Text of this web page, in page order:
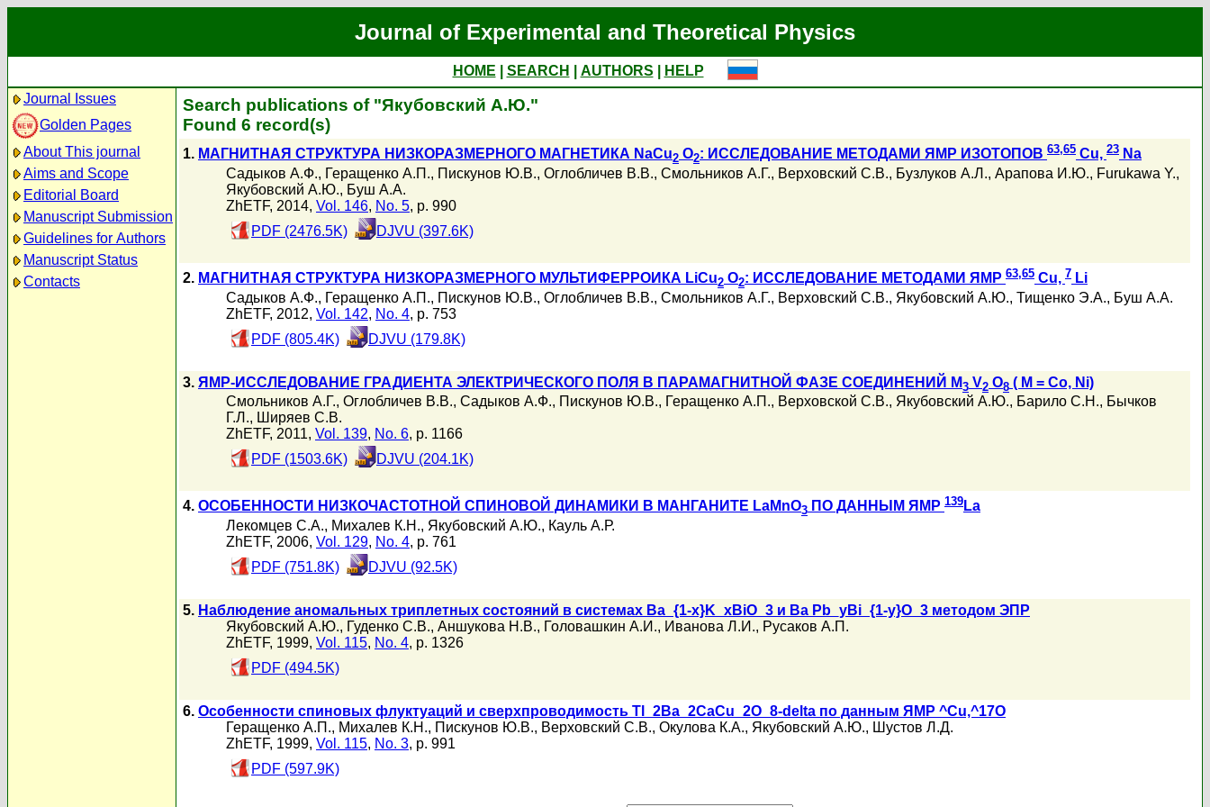
Journal of Experimental and Theoretical Physics
HOME SEARCH AUTHORS
HELP
Journal Issues
Golden Pages
About This journal
Aims and Scope
Editorial Board
Manuscript Submission
Guidelines for Authors
Manuscript Status
Contacts
Search publications of "Якубовский А.Ю."
Found 6 record(s)
1. МАГНИТНАЯ СТРУКТУРА НИЗКОРАЗМЕРНОГО МАГНЕТИКА NaCu2 O2: ИССЛЕДОВАНИЕ МЕТОДАМИ ЯМР ИЗОТОПОВ 63,65 Cu, 23 Na
Садыков А.Ф., Геращенко А.П., Пискунов Ю.В., Оглобличев В.В., Смольников А.Г., Верховский С.В., Бузлуков А.Л., Арапова И.Ю., Furukawa Y.,
Якубовский А.Ю., Буш А.А.
ZhETF, 2014, Vol. 146, No. 5, p. 990
PDF (2476.5K)
DJVU (397.6K)
2. МАГНИТНАЯ СТРУКТУРА НИЗКОРАЗМЕРНОГО МУЛЬТИФЕРРОИКА LiCu2 O2: ИССЛЕДОВАНИЕ МЕТОДАМИ ЯМР 63,65 Cu, 7 Li
Садыков А.Ф., Геращенко А.П., Пискунов Ю.В., Оглобличев В.В., Смольников А.Г., Верховский С.В., Якубовский А.Ю., Тищенко Э.А., Буш А.А.
ZhETF, 2012, Vol. 142, No. 4, p. 753
PDF (805.4K)
DJVU (179.8K)
3. ЯМР-ИССЛЕДОВАНИЕ ГРАДИЕНТА ЭЛЕКТРИЧЕСКОГО ПОЛЯ В ПАРАМАГНИТНОЙ ФАЗЕ СОЕДИНЕНИЙ M3 V2 O8 ( M = Co, Ni)
Смольников А.Г., Оглобличев В.В., Садыков А.Ф., Пискунов Ю.В., Геращенко А.П., Верховской С.В., Якубовский А.Ю., Барило С.Н., Бычков
Г.Л., Ширяев С.В.
ZhETF, 2011, Vol. 139, No. 6, p. 1166
PDF (1503.6K)
DJVU (204.1K)
4. ОСОБЕННОСТИ НИЗКОЧАСТОТНОЙ СПИНОВОЙ ДИНАМИКИ В МАНГАНИТЕ LaMnO3 ПО ДАННЫМ ЯМР 139 La
Лекомцев С.А., Михалев К.Н., Якубовский А.Ю., Кауль А.Р.
ZhETF, 2006, Vol. 129, No. 4, p. 761
PDF (751.8K)
DJVU (92.5K)
5. Наблюдение аномальных триплетных состояний в системах Ba_{1-x}K_xBiO_3 и Ba Pb_yBi_{1-y}O_3 методом ЭПР
Якубовский А.Ю., Гуденко С.В., Аншукова Н.В., Головашкин А.И., Иванова Л.И., Русаков А.П.
ZhETF, 1999, Vol. 115, No. 4, p. 1326
PDF (494.5K)
6. Особенности спиновых флуктуаций и сверхпроводимость Tl_2Ba_2CaCu_2O_8-delta по данным ЯМР ^Cu,^17O
Геращенко А.П., Михалев К.Н., Пискунов Ю.В., Верховский С.В., Окулова К.А., Якубовский А.Ю., Шустов Л.Д.
ZhETF, 1999, Vol. 115, No. 3, p. 991
PDF (597.9K)